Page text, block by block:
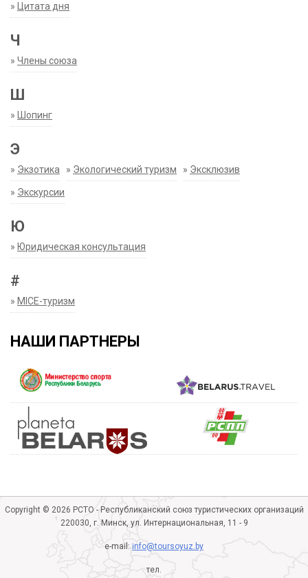
» Цитата дня
Ч
» Члены союза
Ш
» Шопинг
Э
» Экзотика » Экологический туризм » Эксклюзив
» Экскурсии
Ю
» Юридическая консультация
#
» MICE-туризм
НАШИ ПАРТНЕРЫ
Copyright © 2026 РСТО - Республиканский союз туристических организаций
220030, г. Минск, ул. Интернациональная, 11 - 9
e-mail:info@toursoyuz.by
тел.